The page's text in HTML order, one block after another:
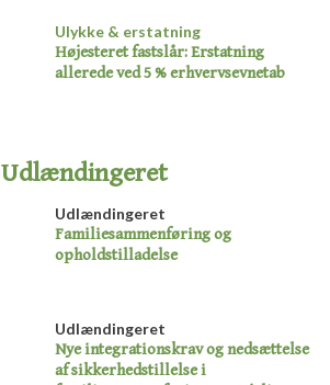
Ulykke & erstatning
Højesteret fastslår: Erstatning
allerede ved 5 % erhvervsevnetab
Udlændingeret​
Udlændingeret
Familiesammenføring og
opholdstilladelse​
Udlændingeret
Nye integrationskrav og nedsættelse
af sikkerhedstillelse i